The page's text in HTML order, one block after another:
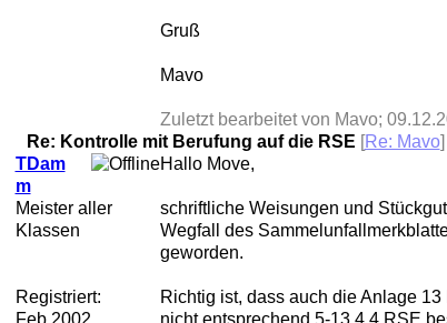
Gruß
Mavo
Zuletzt bearbeitet von Mavo;
Re: Kontrolle mit Berufung auf die RSE [Re: Mavo]
TDam
m
Meister aller
Klassen
Registriert:
Feb 2002
Hallo Move,
schriftliche Weisungen und
Wegfall des
geworden.
Richtig ist, dass auch die Anlage
nicht entsprechend 5-13.4.4 RSE